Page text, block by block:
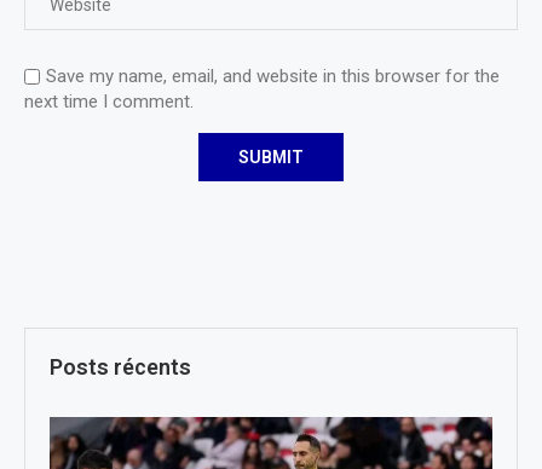
Save my name, email, and website in this browser for the
next time I comment.
Posts récents